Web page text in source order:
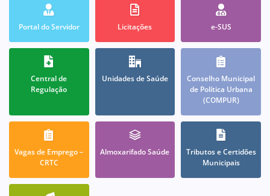
Portal do Servidor Licitações e-SUS
Central de
Regulação
Unidades de Saúde
Conselho Municipal
de Política Urbana
(COMPUR)
Vagas de Emprego –
CRTC
Almoxarifado Saúde
Tributos e Certidões
Municipais